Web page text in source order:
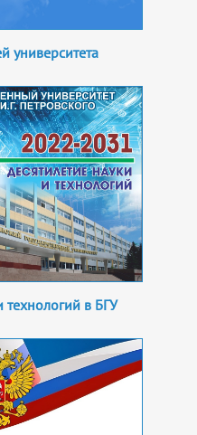
университета
технологий в БГУ